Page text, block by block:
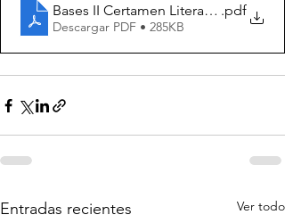
Bases II Certamen Literario Ruy López
.pdf
Descargar PDF • 285KB
Entradas recientes Ver todo